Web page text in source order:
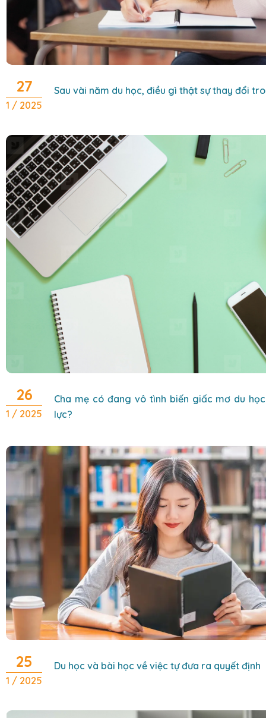
27
1 / 2025
Sau vài năm du học, điều gì thật sự thay đổi
26
1 / 2025
Cha mẹ có đang vô tình biến giấc mơ du
lực?
25
1 / 2025
Du học và bài học về việc tự đưa ra quyết định